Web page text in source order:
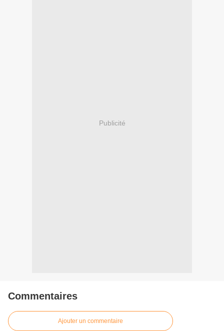
Publicité
Commentaires
Ajouter un commentaire